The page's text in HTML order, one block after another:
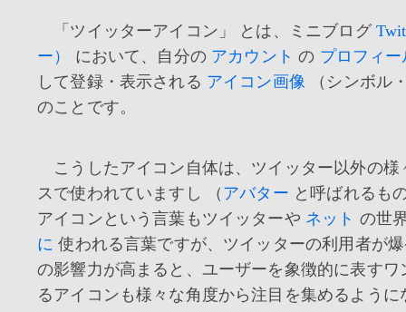
「ツイッターアイコン」 とは、ミニブログ
ー）
において、自分の アカウント の プロフィー
して登録・表示される アイコン画像 （シンボル
のことです。
こうしたアイコン自体は、ツイッター以外の様
スで使われていますし （ アバター と呼ばれるも
アイコンという言葉もツイッターや ネット の世
に 使われる言葉ですが、ツイッターの利用者が
の影響力が高まると、ユーザーを象徴的に表すワ
るアイコンも様々な角度から注目を集めるように